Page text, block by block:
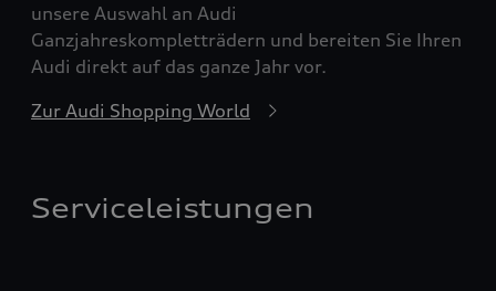
unsere Auswahl an Audi
Ganzjahreskompletträdern und bereiten Sie Ihren
Audi direkt auf das ganze Jahr vor.
Zur Audi Shopping World
Serviceleistungen